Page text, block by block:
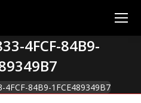
4FCF-84B9-
4FCF-84B9-1FCE489349B7